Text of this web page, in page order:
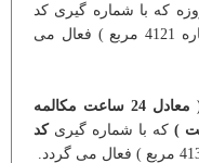
که با شماره گیری کد
( ستاره 10 ستاره 4121 مربع ) فعال می
120 امتیاز باشگاه فیروزه ای ( معادل 24 ساعت مکالمه
که با شماره گیریکد